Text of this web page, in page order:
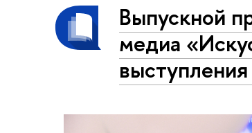
Выпускной
медиа